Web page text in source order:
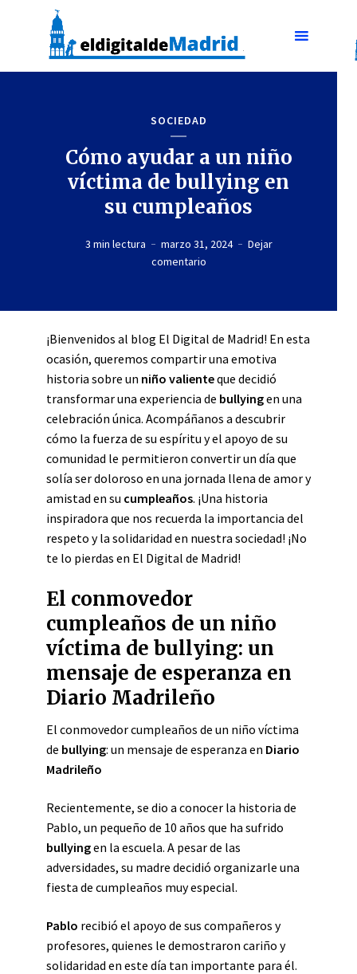
SOCIEDAD
Cómo ayudar a un niño
víctima de bullying en
su cumpleaños
3 min lectura marzo 31, 2024
Dejar
comentario
¡Bienvenidos al blog El Digital de Madrid! En esta
ocasión, queremos compartir una emotiva
historia sobre un niño valienteque decidió
transformar una experiencia de bullyingen una
celebración única. Acompáñanos a descubrir
cómo la fuerza de su espíritu y el apoyo de su
comunidad le permitieron convertir un día que
solía ser doloroso en una jornada llena de amor y
amistad en su cumpleaños. ¡Una historia
inspiradora que nos recuerda la importancia del
respeto y la solidaridad en nuestra sociedad! ¡No
te lo pierdas en El Digital de Madrid!
El conmovedor
cumpleaños de un niño
víctima de bullying: un
mensaje de esperanza en
Diario Madrileño
El conmovedor cumpleaños de un niño víctima
de bullying: un mensaje de esperanza en Diario
Madrileño
Recientemente, se dio a conocer la historia de
Pablo, un pequeño de 10 años que ha sufrido
bullyingen la escuela. A pesar de las
adversidades, su madre decidió organizarle una
fiesta de cumpleaños muy especial.
Pablo recibió el apoyo de sus compañeros y
profesores, quienes le demostraron cariño y
solidaridad en este día tan importante para él.